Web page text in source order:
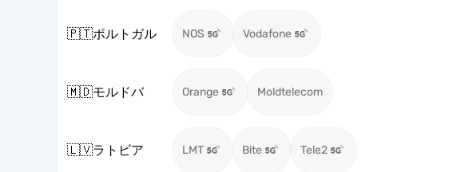
🇵🇹ポルトガル NOS Vodafone
🇲🇩モルドバ Orange Moldtelecom
🇱🇻ラトビア LMT Bite Tele2